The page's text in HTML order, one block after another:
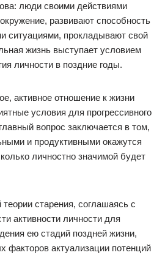
люди своими действиями
развивают способность
ситуациями, прокладывают свой
жизнь выступает условием
личности в поздние годы.
активное отношение к жизни
условия для прогрессивного
вопрос заключается в том,
и продуктивными окажутся
личностно значимой будет
старения, соглашаясь с
активности личности для
ею стадий поздней жизни,
факторов актуализации потенций